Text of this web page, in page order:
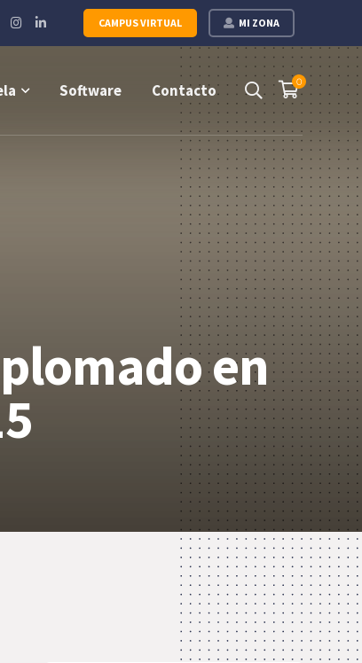
MI ZONA
CAMPUS VIRTUAL
Instagram
Profile
LinkedIn
Profile
0
Software Contacto
en